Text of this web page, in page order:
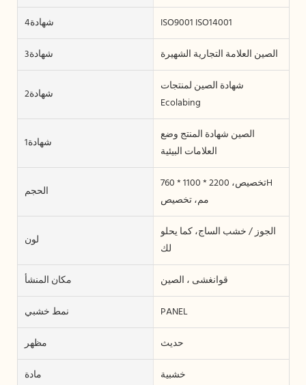
شهادة4
ISO9001 ISO14001
شهادة3
الصين العلامة التجارية الشهيرة
شهادة2
شهادة الصين لمنتجات
Ecolabing
شهادة1
الصين شهادة المنتج وضع
العلامات البيئية
الحجم
تخصيص، 2200 * 1100 * 760H
مم، تخصيص
لون
الجوز / خشب الساج، كما يحلو
لك
مكان المنشأ
قوانغشى ، الصين
نمط خشبي
PANEL
مظهر
حديث
مادة
خشبية